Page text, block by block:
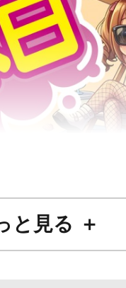
と見る ＋